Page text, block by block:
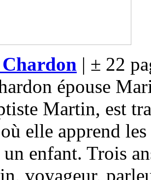
| ± 22
épouse
Martin, est
elle apprend
enfant. Trois
voyageur,